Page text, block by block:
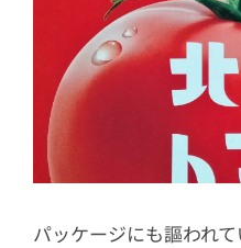
パッケージにも謳われ